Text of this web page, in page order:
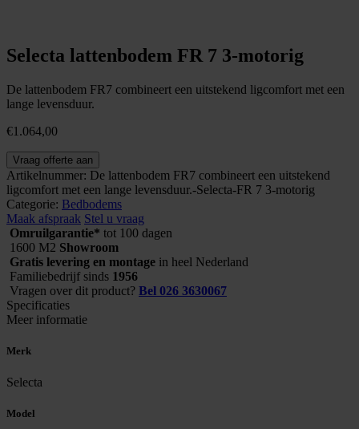
Selecta lattenbodem FR 7 3-motorig
De lattenbodem FR7 combineert een uitstekend ligcomfort met een
lange levensduur.
€1.064,00
Selecta
lattenbodem
FR
7
3-
motorig
aantal
Vraag offerte aan
Artikelnummer: De lattenbodem FR7 combineert een uitstekend
ligcomfort met een lange levensduur.-Selecta-FR 7 3-motorig
Categorie: Bedbodems
Maak afspraak Stel u vraag
Omruilgarantie* tot 100 dagen
1600 M2 Showroom
Gratis levering en montage in heel Nederland
Familiebedrijf sinds 1956
Vragen over dit product? Bel 026 3630067
Specificaties
Meer informatie
Merk
Selecta
Model